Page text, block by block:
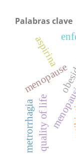
Palabras clave
menopause
quality of life
metrorrhagia
aspirina